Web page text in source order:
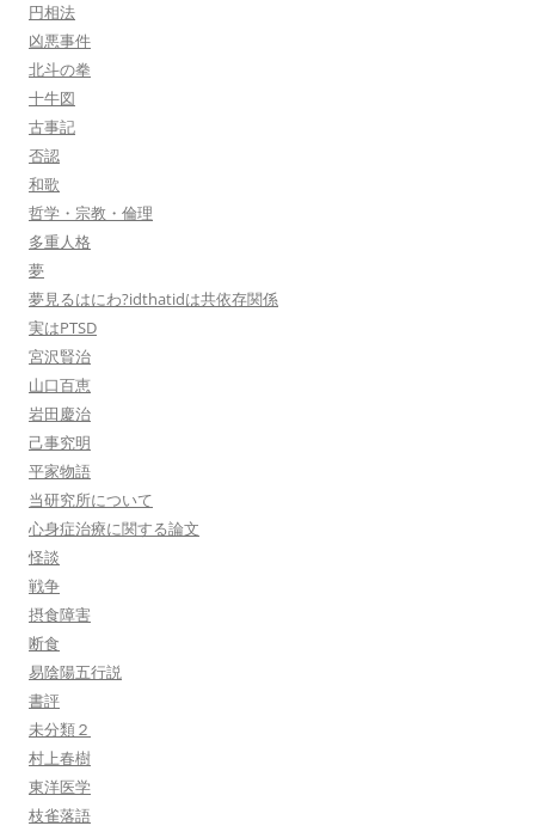
円相法
凶悪事件
北斗の拳
十牛図
古事記
否認
和歌
哲学・宗教・倫理
多重人格
夢
夢見るはにわ?idthatidは共依存関係
実はPTSD
宮沢賢治
山口百恵
岩田慶治
己事究明
平家物語
当研究所について
心身症治療に関する論文
怪談
戦争
摂食障害
断食
易陰陽五行説
書評
未分類２
村上春樹
東洋医学
枝雀落語